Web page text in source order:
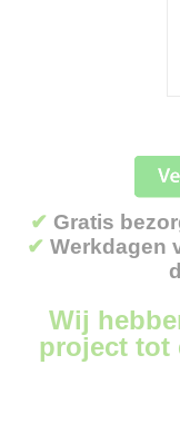
✔ Gratis
✔ Werkdagen
Wij
project tot